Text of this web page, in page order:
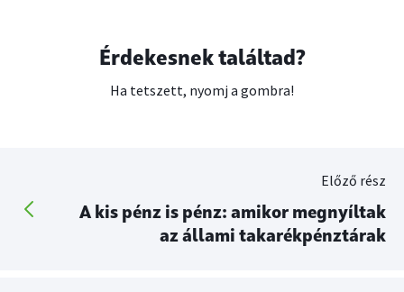
Érdekesnek találtad?
Ha tetszett, nyomj a gombra!
Előző rész
A kis pénz is pénz: amikor megnyíltak
az állami takarékpénztárak